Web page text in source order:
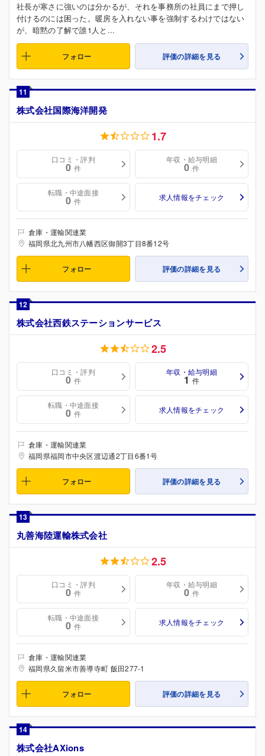
社長が寒さに強いのは分かるが、それを事務所の社員にまで押し
付けるのには困った。暖房を入れない事を強制するわけではない
が、暗黙の了解で誰1人と...
フォロー 評価の詳細を見る
11
株式会社国際海洋開発
1.7
口コミ・評判
0 件
年収・給与明細
0 件
転職・中途面接
0 件 求人情報をチェック
倉庫・運輸関連業
福岡県北九州市八幡西区御開3丁目8番12号
フォロー 評価の詳細を見る
12
株式会社西鉄ステーションサービス
2.5
口コミ・評判
0 件
年収・給与明細
1 件
転職・中途面接
0 件 求人情報をチェック
倉庫・運輸関連業
福岡県福岡市中央区渡辺通2丁目6番1号
フォロー 評価の詳細を見る
13
丸善海陸運輸株式会社
2.5
口コミ・評判
0 件
年収・給与明細
0 件
転職・中途面接
0 件 求人情報をチェック
倉庫・運輸関連業
福岡県久留米市善導寺町 飯田277-1
フォロー 評価の詳細を見る
14
株式会社AXions